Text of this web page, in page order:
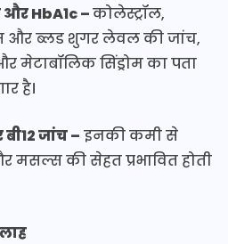
और HbA1c –कोलेस्ट्रॉल,
और ब्लड शुगर लेवल की जांच,
मेटाबॉलिक सिंड्रोम का पता
है।
जांच – इनकी कमी से
मसल्स की सेहत प्रभावित होती